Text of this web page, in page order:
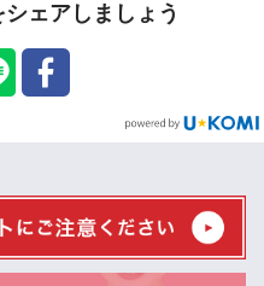
ェアしましょう